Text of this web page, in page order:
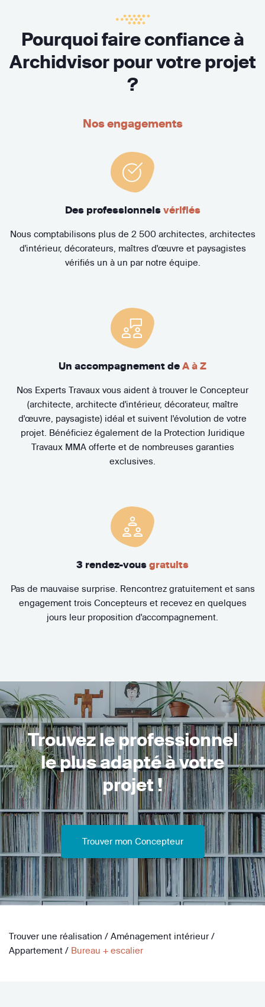
Pourquoi faire confiance à
Archidvisor pour votre projet
?
Nos engagements
Des professionnels vérifiés
Nous comptabilisons plus de 2 500 architectes, architectes
d'intérieur, décorateurs, maîtres d'œuvre et paysagistes
vérifiés un à un par notre équipe.
Un accompagnement de A à Z
Nos Experts Travaux vous aident à trouver le Concepteur
(architecte, architecte d'intérieur, décorateur, maître
d'œuvre, paysagiste) idéal et suivent l'évolution de votre
projet. Bénéficiez également de la Protection Juridique
Travaux MMA offerte et de nombreuses garanties
exclusives.
3 rendez-vous gratuits
Pas de mauvaise surprise. Rencontrez gratuitement et sans
engagement trois Concepteurs et recevez en quelques
jours leur proposition d'accompagnement.
Trouvez le professionnel
le plus adapté à votre
projet !
Trouver mon Concepteur
Trouver une réalisation / Aménagement intérieur /
Appartement / Bureau + escalier